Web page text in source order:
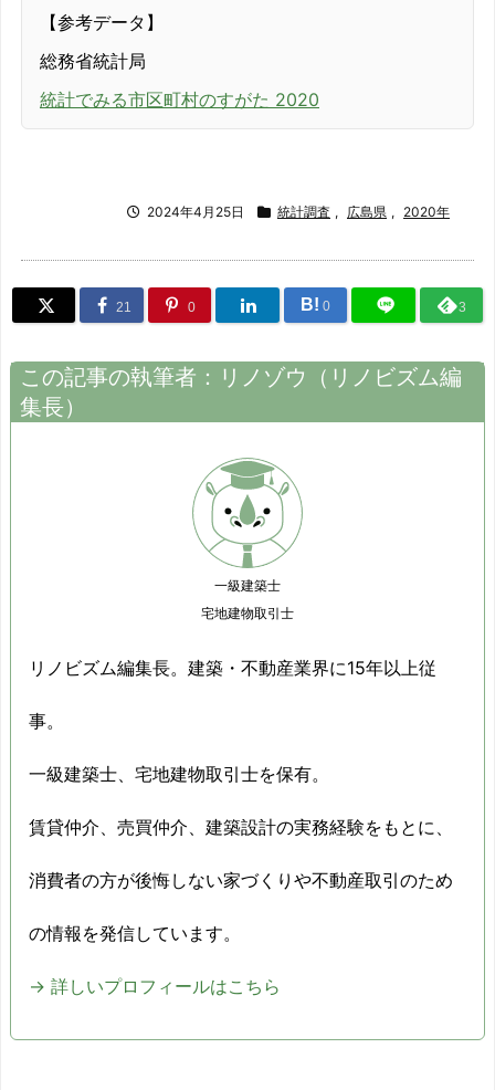
【参考データ】
総務省統計局
統計でみる市区町村のすがた 2020
2024年4月25日 統計調査 , 広島県 , 2020年
21 0 B! 0 3
この記事の執筆者： リノゾウ （ リノビズム編
集長）
一級建築士
宅地建物取引士
リノビズム編集長。建築・不動産業界に15年以上従
事。
一級建築士、宅地建物取引士を保有。
賃貸仲介、売買仲介、建築設計の実務経験をもとに、
消費者の方が後悔しない家づくりや不動産取引のため
の情報を発信しています。
→ 詳しいプロフィールはこちら